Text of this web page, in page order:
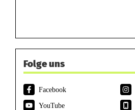
Folge uns
Facebook
YouTube